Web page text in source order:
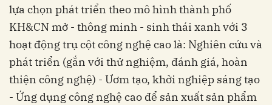
lựa chọn phát triển theo mô hình thành phố
KH&CN mở - thông minh - sinh thái xanh với 3
hoạt động trụ cột công nghệ cao là: Nghiên cứu và
phát triển (gắn với thử nghiệm, đánh giá, hoàn
thiện công nghệ) - Ươm tạo, khởi nghiệp sáng tạo
- Ứng dụng công nghệ cao để sản xuất sản phẩm